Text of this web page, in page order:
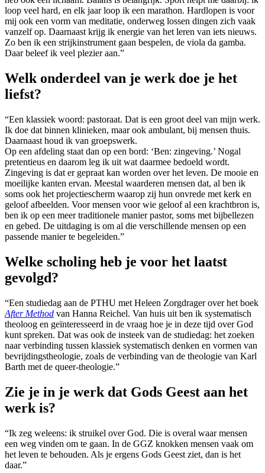
loop veel hard, en elk jaar loop ik een marathon. Hardlopen is voor
mij ook een vorm van meditatie, onderweg lossen dingen zich vaak
vanzelf op. Daarnaast krijg ik energie van het leren van iets nieuws.
Zo ben ik een strijkinstrument gaan bespelen, de viola da gamba.
Daar beleef ik veel plezier aan.”
Welk onderdeel van je werk doe je het
liefst?
“Een klassiek woord: pastoraat. Dat is een groot deel van mijn werk.
Ik doe dat binnen klinieken, maar ook ambulant, bij mensen thuis.
Daarnaast houd ik van groepswerk.
Op een afdeling staat dan op een bord: ‘Ben: zingeving.’ Nogal
pretentieus en daarom leg ik uit wat daarmee bedoeld wordt.
Zingeving is dat er gepraat kan worden over het leven. De mooie en
moeilijke kanten ervan. Meestal waarderen mensen dat, al ben ik
soms ook het projectiescherm waarop zij hun onvrede met kerk en
geloof afbeelden. Voor mensen voor wie geloof al een krachtbron is,
ben ik op een meer traditionele manier pastor, soms met bijbellezen
en gebed. De uitdaging is om al die verschillende mensen op een
passende manier te begeleiden.”
Welke scholing heb je voor het laatst
gevolgd?
“Een studiedag aan de PTHU met Heleen Zorgdrager over het boek
After Method van Hanna Reichel. Van huis uit ben ik systematisch
theoloog en geïnteresseerd in de vraag hoe je in deze tijd over God
kunt spreken. Dat was ook de insteek van de studiedag: het zoeken
naar verbinding tussen klassiek systematisch denken en vormen van
bevrijdingstheologie, zoals de verbinding van de theologie van Karl
Barth met de queer-theologie.”
Zie je in je werk dat Gods Geest aan het
werk is?
“Ik zeg weleens: ik struikel over God. Die is overal waar mensen
een weg vinden om te gaan. In de GGZ knokken mensen vaak om
het leven te behouden. Als je ergens Gods Geest ziet, dan is het
daar.”